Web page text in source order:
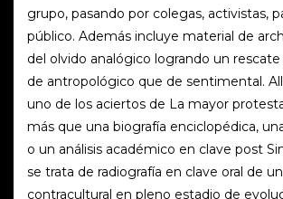
grupo, pasando por colegas, activistas,
público. Además incluye material de
del olvido analógico logrando un
de antropológico que de sentimental.
uno de los aciertos de La mayor
más que una biografía enciclopédica,
o un análisis académico en clave post
se trata de radiografía en clave oral de
contracultural en pleno estadio de